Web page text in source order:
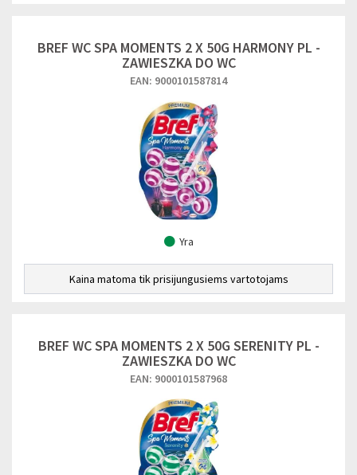
BREF WC SPA MOMENTS 2 X 50G HARMONY PL -
ZAWIESZKA DO WC
EAN: 9000101587814
Yra
Kaina matoma tik prisijungusiems vartotojams
BREF WC SPA MOMENTS 2 X 50G SERENITY PL -
ZAWIESZKA DO WC
EAN: 9000101587968